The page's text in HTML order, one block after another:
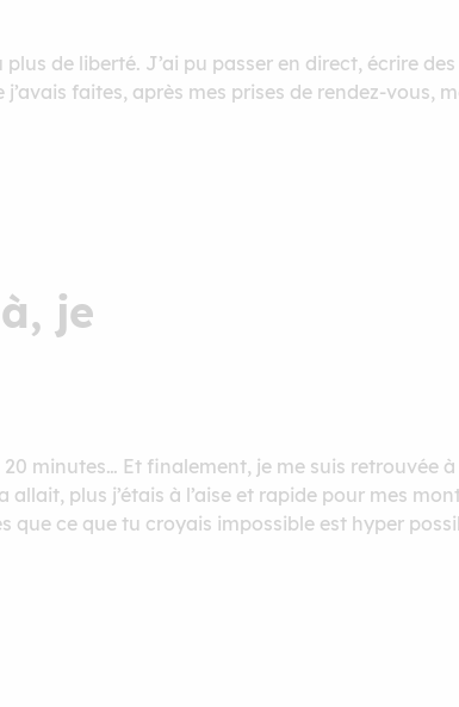
de liberté. J’ai pu passer en direct, écrire des
faites, après mes prises de rendez-vous,
je
minutes… Et finalement, je me suis retrouvée à
plus j’étais à l’aise et rapide pour mes
ce que tu croyais impossible est hyper